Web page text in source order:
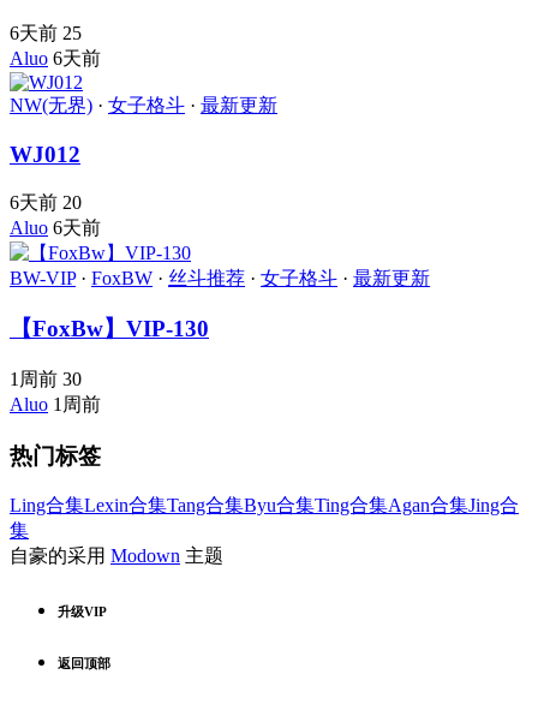
6天前 25
Aluo 6天前
NW(无界) · 女子格斗 · 最新更新
WJ012
6天前 20
Aluo 6天前
BW-VIP· FoxBW · 丝斗推荐 · 女子格斗 · 最新更新
【FoxBw】VIP-130
1周前 30
Aluo 1周前
热门标签
Ling合集Lexin合集Tang合集Byu合集Ting合集Agan合集Jing合
集
自豪的采用 Modown 主题
升级VIP
返回顶部